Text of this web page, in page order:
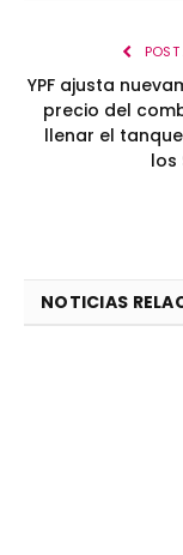
POST
YPF ajusta
precio del
llenar el
los
NOTICIAS